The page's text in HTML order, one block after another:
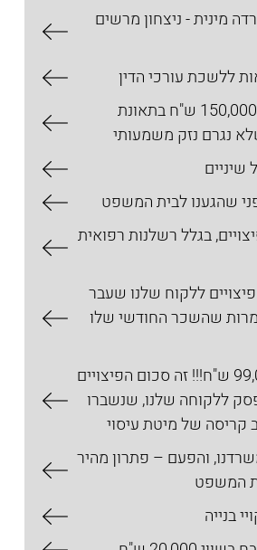
מינית - ניצחון מרשים
ללשכת עורכי הדין
• פיצוי בסך של 150,000 ש"ח בתאונת
נגרם נזק משמעותי
שיניים
שהגענו לבית המשפט
ש"ח פיצויים, בגלל רשלנות רפואית
ש"ח פיצויים ללקוח שלנו שעבר
שהשכר החודשי שלו
• למעלה מ- 99,000 ש"ח!!! זה סכום הפיצויים
ללקוחה שלנו, שנשברו
והפעם – פתרון מהיר
המשפט
בנייה